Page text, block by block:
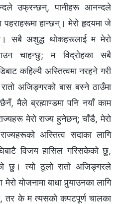
उफ्रन्छन्, पानीहरू आनन्दले
हान्छन्। मेरो हृदयमा जे
सबै अशुद्ध थोकहरूलाई म मेरो
चाहन्छु; म विद्रोहका सबै
कहिल्यै अस्तित्वमा नरहने गरी
रातो अजिङ्गरको बास बस्ने ठाउँमा
मैले ब्रह्माण्डमा पनि नयाँ काम
मेरो राज्य हुनेछन्; चाँडै, मेरो
अस्तित्व सदाका लागि
विजय हासिल गरिसकेको छु,
छु। त्यो ठूलो रातो अजिङ्गरले
योजनामा बाधा पुर्‍याउनका लागि
तर के म त्यसको कपटपूर्ण चालका